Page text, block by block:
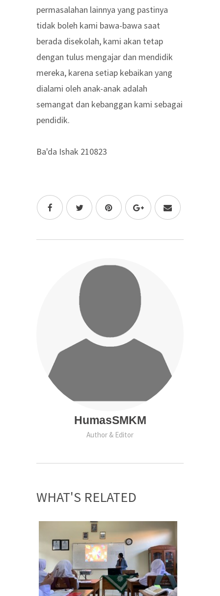
permasalahan lainnya yang pastinya
tidak boleh kami bawa-bawa saat
berada disekolah, kami akan tetap
dengan tulus mengajar dan mendidik
mereka, karena setiap kebaikan yang
dialami oleh anak-anak adalah
semangat dan kebanggan kami sebagai
pendidik.
Ba'da Ishak 210823
HumasSMKM
Author & Editor
WHAT'S RELATED